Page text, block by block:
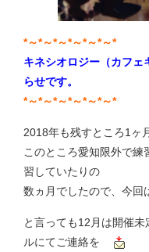
*～*～*～*～*～*～*
キネシオロジー（カフェ
らせです。
*～*～*～*～*～*～*
2018年も残すところ1ヶ
このところ愛知限外で練
習していたりの
数ヵ月でしたので、今
と言っても12月は開催
ルにてご連絡を